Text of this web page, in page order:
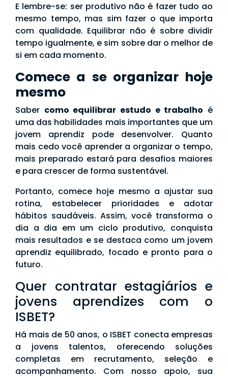
E lembre-se: ser produtivo não é fazer tudo ao
mesmo tempo, mas sim fazer o que importa
com qualidade. Equilibrar não é sobre dividir
tempo igualmente, e sim sobre dar o melhor de
si em cada momento.
Comece a se organizar hoje
mesmo
Saber como equilibrar estudo e trabalho é
uma das habilidades mais importantes que um
jovem aprendiz pode desenvolver. Quanto
mais cedo você aprender a organizar o tempo,
mais preparado estará para desafios maiores
e para crescer de forma sustentável.
Portanto, comece hoje mesmo a ajustar sua
rotina, estabelecer prioridades e adotar
hábitos saudáveis. Assim, você transforma o
dia a dia em um ciclo produtivo, conquista
mais resultados e se destaca como um jovem
aprendiz equilibrado, focado e pronto para o
futuro.
Quer contratar estagiários e
jovens aprendizes com o
ISBET?
Há mais de 50 anos, o ISBET conecta empresas
a jovens talentos, oferecendo soluções
completas em recrutamento, seleção e
acompanhamento. Com nosso apoio, sua